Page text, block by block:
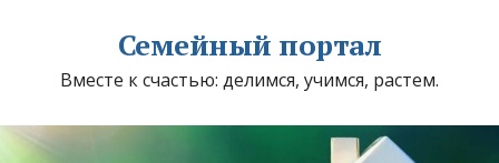
Семейный портал
Вместе к счастью: делимся, учимся, растем.